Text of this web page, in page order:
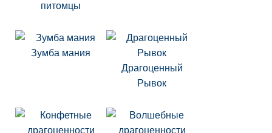
питомцы
Зумба мания
Драгоценный
Рывок